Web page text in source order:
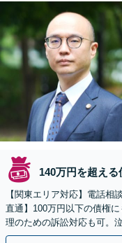
140万円を超える
【関東エリア対応】電話相
直通】100万円以下の債権
理のための訴訟対応も可。
初回相談時にしっかりお伝